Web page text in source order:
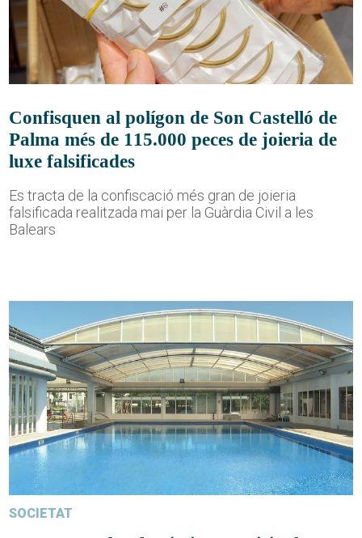
Confisquen al polígon de Son Castelló de
Palma més de 115.000 peces de joieria de
luxe falsificades
Es tracta de la confiscació més gran de joieria
falsificada realitzada mai per la Guàrdia Civil a les
Balears
SOCIETAT